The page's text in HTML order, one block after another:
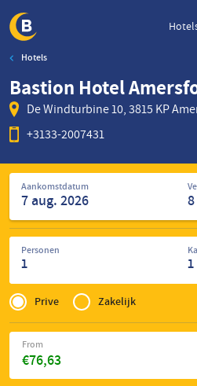
Overslaan
en
naar
de
inhoud
gaan
Hotels
Bastion Hotel
De Windturbine 10, 3815 KP
+3133-2007431
Zoek
naar
hotels
Aankomstdatum
Personen
1 1
Privé
of
Zakelijk
Prive Zakelijk
€76,63
From